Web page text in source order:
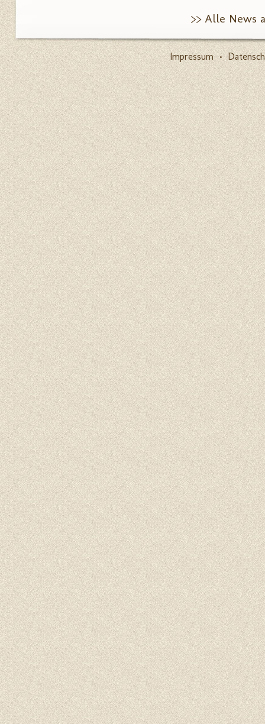
>> Alle News
Impressum •